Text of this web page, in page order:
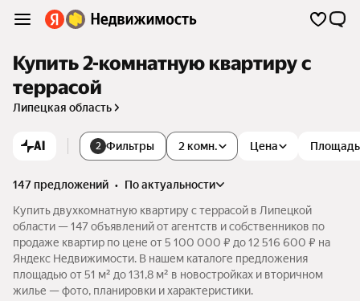
Купить 2-комнатную квартиру с
террасой
Липецкая область
AI 2 Фильтры 2 комн. Цена Площадь
147 предложений •
по актуальности
Купить двухкомнатную квартиру с террасой в Липецкой
области — 147 объявлений от агентств и собственников по
продаже квартир по цене от 5 100 000 ₽ до 12 516 600 ₽ на
Яндекс Недвижимости. В нашем каталоге предложения
площадью от 51 м² до 131,8 м² в новостройках и вторичном
жилье — фото, планировки и характеристики.